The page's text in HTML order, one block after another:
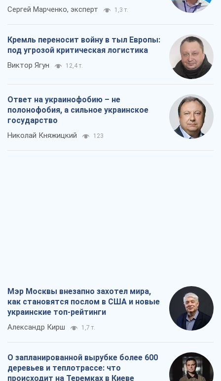
Сергей Марченко, эксперт 1,3 т.
Кремль переносит войну в тыл Европы:
под угрозой критическая логистика
Виктор Ягун 12,4 т.
Ответ на украинофобию – не
полонофобия, а сильное украинское
государство
Николай Княжицкий 123
Мэр Москвы внезапно захотел мира,
как становятся послом в США и новые
украинские топ-рейтинги
Александр Кирш 1,7 т.
О запланированной вырубке более 600
деревьев и теплотрассе: что
происходит на Теремках в Киеве